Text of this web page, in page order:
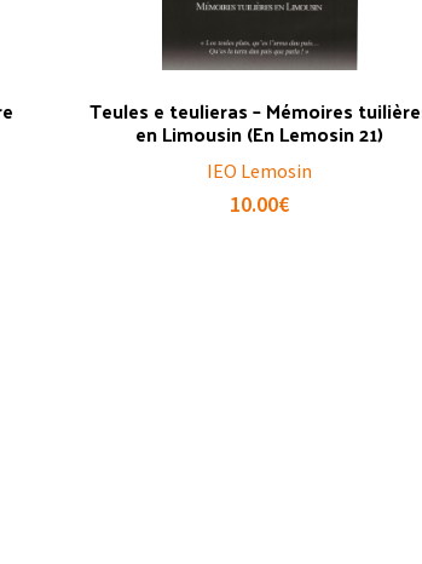
Teules e teulieras – Mémoires
en Limousin (En Lemosin 21)
IEO Lemosin
10.00€